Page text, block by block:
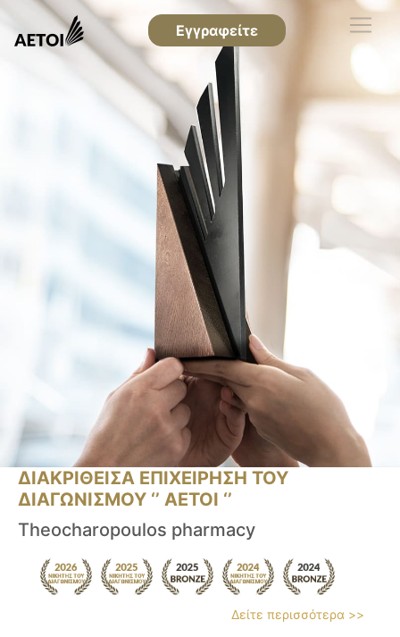
Εγγραφείτε
ΔΙΑΚΡΙΘΕΙΣΑ ΕΠΙΧΕΙΡΗΣΗ ΤΟΥ
ΔΙΑΓΩΝΙΣΜΟΥ ‘’ ΑΕΤΟΙ ‘’
Theocharopoulos pharmacy
Δείτε περισσότερα >>